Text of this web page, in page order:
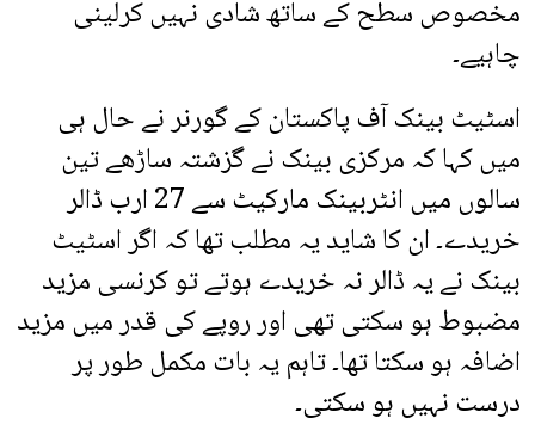
مخصوص سطح کے ساتھ شادی نہیں کرلینی
چاہیے۔
اسٹیٹ بینک آف پاکستان کے گورنر نے حال ہی
میں کہا کہ مرکزی بینک نے گزشتہ ساڑھے تین
سالوں میں انٹربینک مارکیٹ سے 27 ارب ڈالر
خریدے۔ ان کا شاید یہ مطلب تھا کہ اگر اسٹیٹ
بینک نے یہ ڈالر نہ خریدے ہوتے تو کرنسی مزید
مضبوط ہو سکتی تھی اور روپے کی قدر میں مزید
اضافہ ہو سکتا تھا۔ تاہم یہ بات مکمل طور پر
درست نہیں ہو سکتی۔